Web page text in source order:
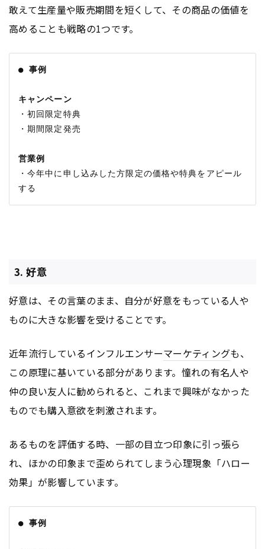
敢えて生産量や販売期間を短くして、その商品の価値を
高めることも戦略の1つです。
● 事例
キャンペーン
・初回限定特典
・期間限定発売
営業例
・今年中に申し込みした方限定の価格や特典をアピール
3. 好意
好意は、その言葉のまま、自分が好意をもっている人や
ものに大きな影響を受けることです。
近年流行しているインフルエンサーマーケティングも、
この原理に基いている部分があります。憧れの有名人や
仲の良い友人に勧められると、これまで興味がなかった
ものでも購入意欲を刺激されます。
あるものを評価する時、一部の目立つ印象に引っ張ら
れ、ほかの印象まで歪められてしまう心理現象「ハロー
効果」が影響しています。
● 事例